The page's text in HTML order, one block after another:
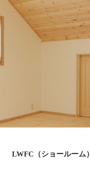
LWFC（ショールーム）